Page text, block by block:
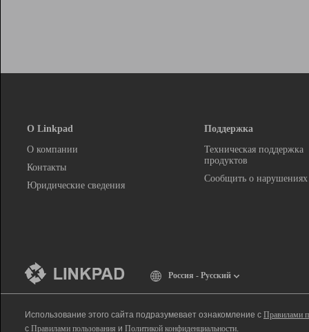
О Linkpad
О компании
Контакты
Юридические сведения
Поддержка
Техническая поддержка
продуктов
Сообщить о нарушениях
Россия - Русский
Использование этого сайта подразумевает ознакомление с Правилами
с Правилами пользования и Политикой конфиденциальности.